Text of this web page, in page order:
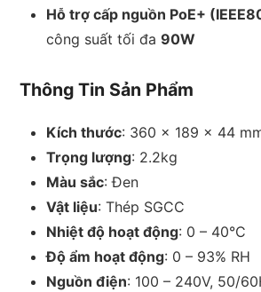
Hỗ trợ cấp nguồn PoE+
công suất tối đa90W
Thông Tin Sản Phẩm
Kích thước: 360 x 189 x 44
Trọng lượng: 2.2kg
Màu sắc: Đen
Vật liệu: Thép SGCC
Nhiệt độ hoạt động: 0 – 40°C
Độ ẩm hoạt động: 0 – 93% RH
Nguồn điện: 100 – 240V, 50/